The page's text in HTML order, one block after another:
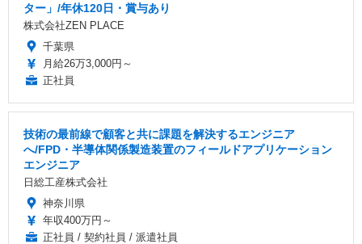
ター」/年休120日・賞与あり
株式会社ZEN PLACE
千葉県
月給26万3,000円～
正社員
技術の最前線で顧客と共に課題を解決するエンジニア
へ/FPD・半導体関係製造装置のフィールドアプリケーション
エンジニア
日総工産株式会社
神奈川県
年収400万円～
正社員 / 契約社員 / 派遣社員